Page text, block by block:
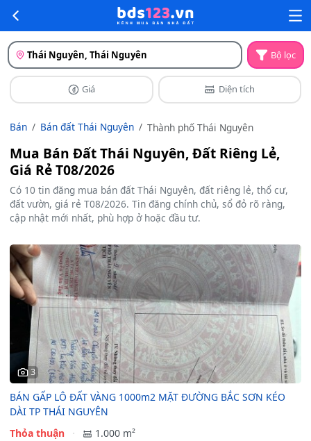
Thái Nguyên, Thái Nguyên Bộ lọc
Giá Diện tích
Bán Bán đất Thái Nguyên Thành phố Thái Nguyên
Mua Bán Đất Thái Nguyên, Đất Riêng Lẻ,
Giá Rẻ T08/2026
Có 10 tin đăng mua bán đất Thái Nguyên, đất riêng lẻ, thổ cư,
đất vườn, giá rẻ T08/2026. Tin đăng chính chủ, sổ đỏ rõ ràng,
cập nhật mới nhất, phù hợp ở hoặc đầu tư.
3
BÁN GẤP LÔ ĐẤT VÀNG 1000m2 MẶT ĐƯỜNG BẮC SƠN KÉO
DÀI TP THÁI NGUYÊN
Thỏa thuận
1.000 m²